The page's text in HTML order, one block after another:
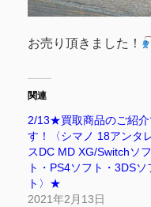
お売り頂きました！
関連
2/13★買取商品のご紹介
す！〈シマノ 18アンタ
スDC MD XG/Switchソフ
ト・PS4ソフト・3DSソ
ト〉★
2021年2月13日